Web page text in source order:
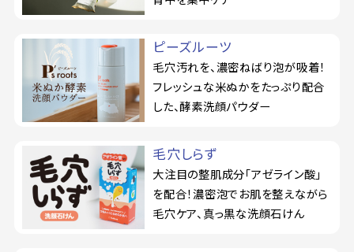
ピーズルーツ
毛穴汚れを、濃密ねばり泡が吸着！
フレッシュな米ぬかをたっぷり配合
した、酵素洗顔パウダー
毛穴しらず
大注目の整肌成分「アゼライン酸」
を配合！濃密泡でお肌を整えながら
毛穴ケア、真っ黒な洗顔石けん